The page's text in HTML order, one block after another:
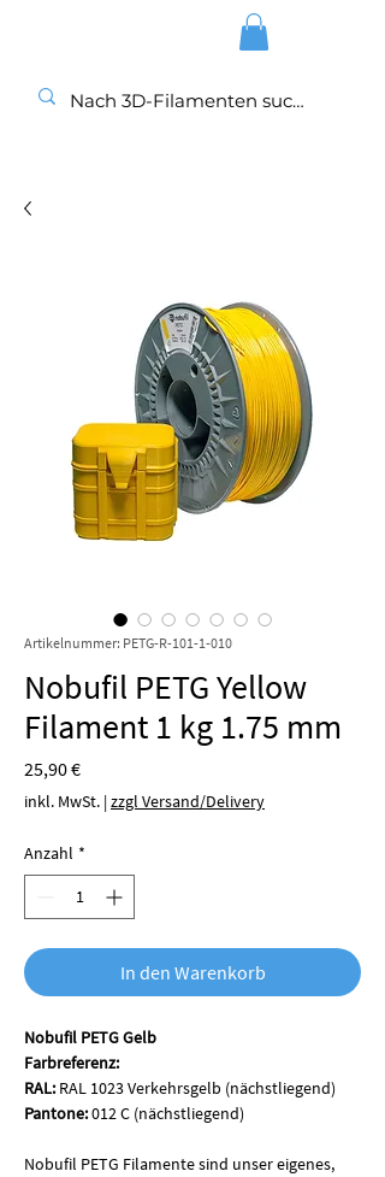
Artikelnummer: PETG-R-101-1-010
Nobufil PETG Yellow
Filament 1 kg 1.75 mm
25,90 €Preis
inkl. MwSt. |zzgl Versand/Delivery
Anzahl *
In den Warenkorb
Nobufil PETG Gelb
Farbreferenz:
RAL: RAL 1023 Verkehrsgelb (nächstliegend)
Pantone:012 C (nächstliegend)
Nobufil PETG Filamente sind unser eigenes,